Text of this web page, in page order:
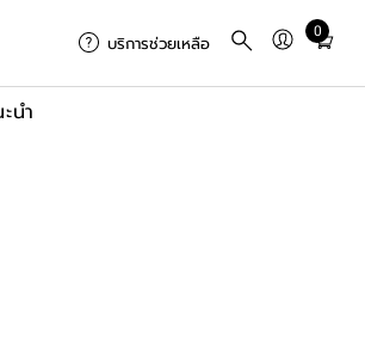
นำ
บริการช่วยเหลือ
0
Total
in